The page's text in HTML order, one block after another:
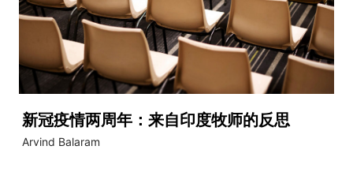
新冠疫情两周年：来自印度牧师的反思
Arvind Balaram